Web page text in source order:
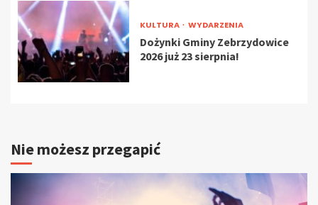
KULTURA WYDARZENIA
Dożynki Gminy Zebrzydowice
2026 już 23 sierpnia!
Nie możesz przegapić